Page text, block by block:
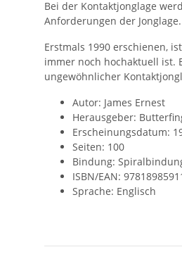
Bei der Kontaktjonglage
Anforderungen der Jonglage.
Erstmals 1990 erschienen,
immer noch hochaktuell ist.
ungewöhnlicher
Autor: James Ernest
Herausgeber:
Erscheinungsdatum:
Seiten: 100
Bindung:
ISBN/EAN:
Sprache: Englisch